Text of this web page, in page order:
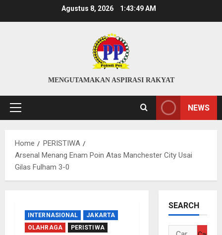
Agustus 8, 2026 1:43:49 AM
MENGUTAMAKAN ASPIRASI RAKYAT
Primary
NEWS
Home
PERISTIWA
Arsenal Menang Enam Poin Atas Manchester City Usai
Gilas Fulham 3-0
INTERNASIONAL
JAKARTA
OLAHRAGA
PERISTIWA
SEARCH
Cari